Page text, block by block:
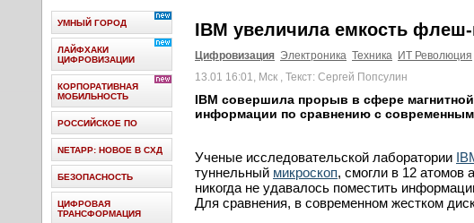
IBM увеличила емкость
Цифровизация Электроника Техника ИТ Революция
13.01 16:01, Мск , Текст: Сергей Попсулин
IBM совершила прорыв в сфере
информации по сравнению с
Ученые исследовательской лаборатории
туннельный микроскоп, смогли в 12 атомов
никогда не удавалось поместить
Для сравнения, в современном жестком
УМНЫЙ ГОРОД
ЛАЙФХАКИ
ЦИФРОВИЗАЦИИ
КОРПОРАТИВНАЯ
МОБИЛЬНОСТЬ
РОССИЙСКОЕ ПО
NETAPP: НОВОЕ В СХД
БЕЗОПАСНОСТЬ
ЦИФРОВАЯ
ТРАНСФОРМАЦИЯ